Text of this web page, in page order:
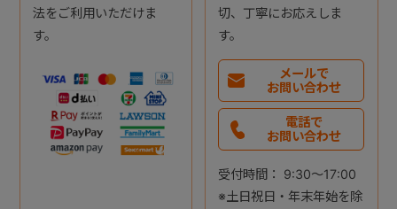
法をご利用いただけま
す。
切、丁寧にお応えしま
す。
メールで
お問い合わせ
電話で
お問い合わせ
受付時間： 9:30～17:00
※土日祝日・年末年始を除